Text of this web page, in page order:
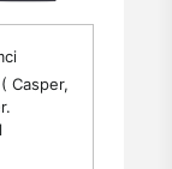
Casper,